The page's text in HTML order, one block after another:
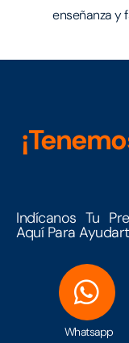
enseñanza y
Whatsapp
Indícanos Tu
Aquí Para